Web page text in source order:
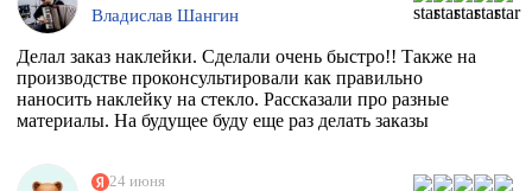
Владислав Шангин
Делал заказ наклейки. Сделали очень быстро!! Также на
производстве проконсультировали как правильно
наносить наклейку на стекло. Рассказали про разные
материалы. На будущее буду еще раз делать заказы
24 июня